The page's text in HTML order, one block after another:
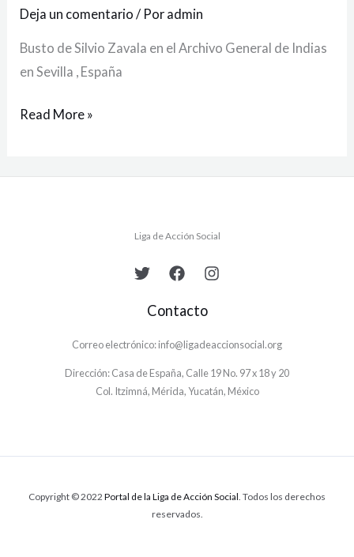
Deja un comentario / Por admin
Busto de Silvio Zavala en el Archivo General de Indias
en Sevilla , España
el
Archivo
General
Indias
Read More »
Liga de Acción Social
Contacto
Correo electrónico: info@ligadeaccionsocial.org
Dirección: Casa de España, Calle 19 No. 97 x 18 y 20
Col. Itzimná, Mérida, Yucatán, México
Copyright © 2022 Portal de la Liga de Acción Social. Todos los derechos
reservados.